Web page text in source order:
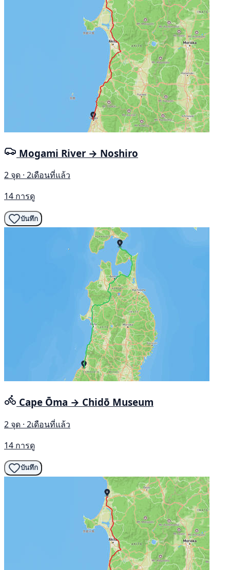
Mogami River → Noshiro
2 จุด · 2เดือนที่แล้ว
14 การดู
บันทึก
Cape Ōma → Chidō Museum
2 จุด · 2เดือนที่แล้ว
14 การดู
บันทึก